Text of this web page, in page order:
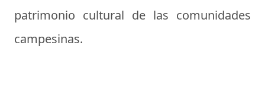
patrimonio cultural de las comunidades
campesinas.